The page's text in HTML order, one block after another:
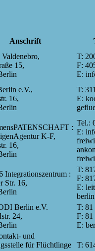
Anschrift
15,
T:
F:
E:
e.V.,
16,
T:
E:
:
K-F,
16,
Tel.:
E:
Integrationszentrum :
Str. 16,
T:
F:
E:
Berlin e.V.
24,
T: 81
F: 81
E:
und
für Flüchtlinge
T: